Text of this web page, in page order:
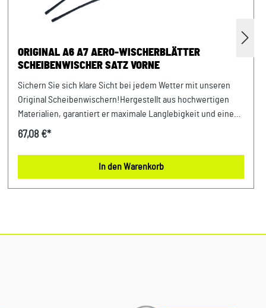
ORIGINAL A6 A7 AERO-WISCHERBLÄTTER
SCHEIBENWISCHER SATZ VORNE
Sichern Sie sich klare Sicht bei jedem Wetter mit unseren
Original Scheibenwischern!Hergestellt aus hochwertigen
Materialien, garantiert er maximale Langlebigkeit und eine
zuverlässige Wischleistung. Dank seiner exakten Passform
effektive Reinigungstechnologie für kristallklare Scheiben
sorgt. Verlassen Sie sich auf gewohnte Originalteile Qualität
67,08 €*
In den Warenkorb